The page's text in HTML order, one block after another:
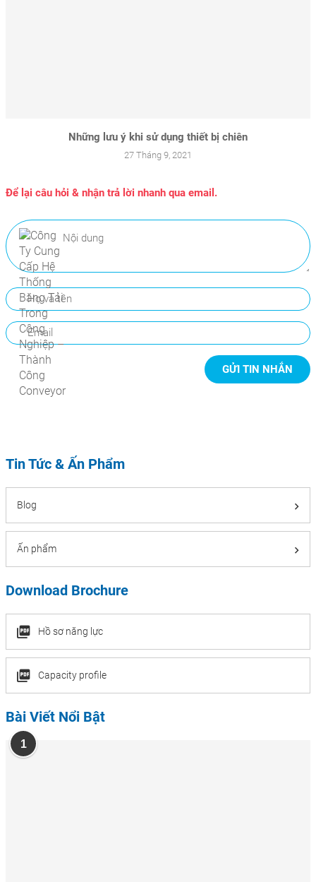
Những lưu ý khi sử dụng thiết bị chiên
27 Tháng 9, 2021
Để lại câu hỏi & nhận trả lời nhanh qua email.
Tin Tức & Ấn Phẩm
Blog
Ấn phẩm
Download Brochure
Hồ sơ năng lực
Capacity profile
Bài Viết Nổi Bật
1